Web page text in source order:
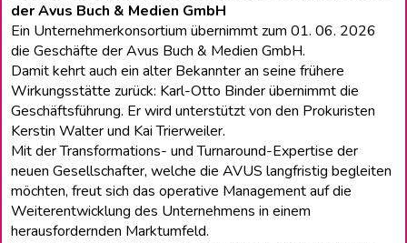
der Avus Buch & Medien GmbH
Ein Unternehmerkonsortium übernimmt zum 01. 06. 2026
die Geschäfte der Avus Buch & Medien GmbH.
Damit kehrt auch ein alter Bekannter an seine frühere
Wirkungsstätte zurück: Karl-Otto Binder übernimmt die
Geschäftsführung. Er wird unterstützt von den Prokuristen
Kerstin Walter und Kai Trierweiler.
Mit der Transformations- und Turnaround-Expertise der
neuen Gesellschafter, welche die AVUS langfristig begleiten
möchten, freut sich das operative Management auf die
Weiterentwicklung des Unternehmens in einem
herausfordernden Marktumfeld.